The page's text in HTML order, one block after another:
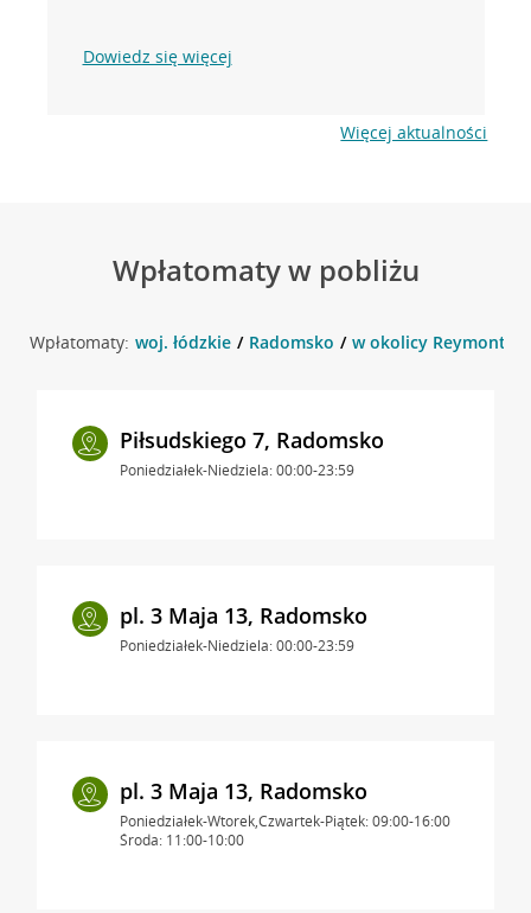
Dowiedz się więcej
Więcej aktualności
Wpłatomaty w pobliżu
Wpłatomaty: woj. łódzkie Radomsko w okolicy Reymonta
Piłsudskiego 7, Radomsko
Poniedziałek-Niedziela: 00:00-23:59
pl. 3 Maja 13, Radomsko
Poniedziałek-Niedziela: 00:00-23:59
pl. 3 Maja 13, Radomsko
Poniedziałek-Wtorek,Czwartek-Piątek: 09:00-16:00
Środa: 11:00-10:00